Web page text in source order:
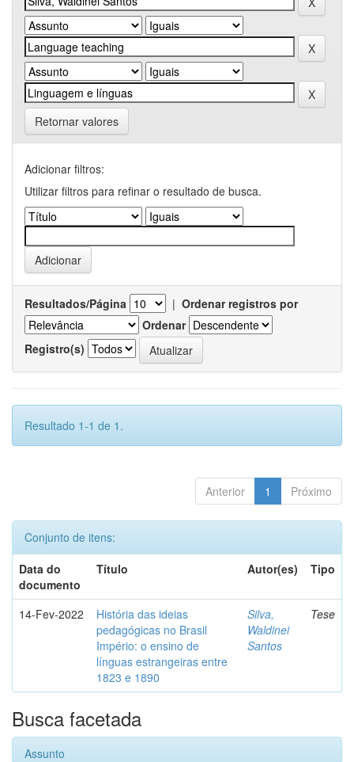
Retornar valores
Adicionar filtros:
Utilizar filtros para refinar o resultado de busca.
Resultados/Página | Ordenar registros por
Ordenar
Registro(s)
Resultado 1-1 de 1.
Anterior 1 Próximo
Conjunto de itens:
Data do
documento
Título Autor(es) Tipo
14-Fev-2022
História das ideias
pedagógicas no Brasil
Império: o ensino de
línguas estrangeiras entre
1823 e 1890
Silva,
Waldinei
Santos
Tese
Busca facetada
Assunto